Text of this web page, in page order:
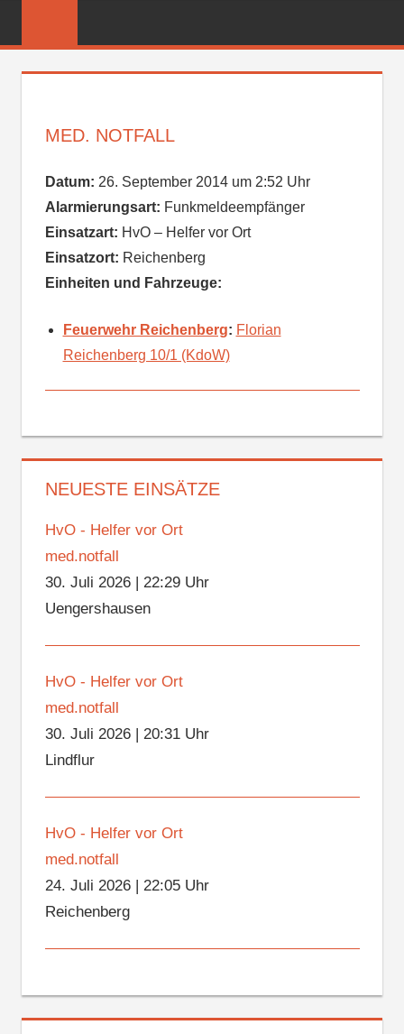
FEUERWEHR
MED. NOTFALL
Datum: 26. September 2014 um 2:52 Uhr
Alarmierungsart: Funkmeldeempfänger
Einsatzart: HvO – Helfer vor Ort
Einsatzort: Reichenberg
Einheiten und Fahrzeuge:
Feuerwehr Reichenberg: Florian
Reichenberg 10/1 (KdoW)
NEUESTE EINSÄTZE
HvO - Helfer vor Ort
med.notfall
30. Juli 2026| 22:29 Uhr
Uengershausen
HvO - Helfer vor Ort
med.notfall
30. Juli 2026| 20:31 Uhr
Lindflur
HvO - Helfer vor Ort
med.notfall
24. Juli 2026| 22:05 Uhr
Reichenberg